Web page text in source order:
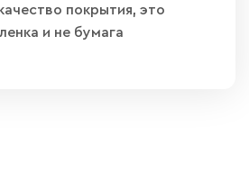
покрытия, это
и не бумага